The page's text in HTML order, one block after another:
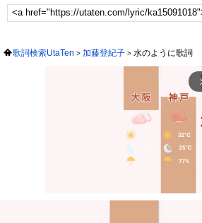
歌詞検索UtaTen 加藤登紀子 水のように歌詞